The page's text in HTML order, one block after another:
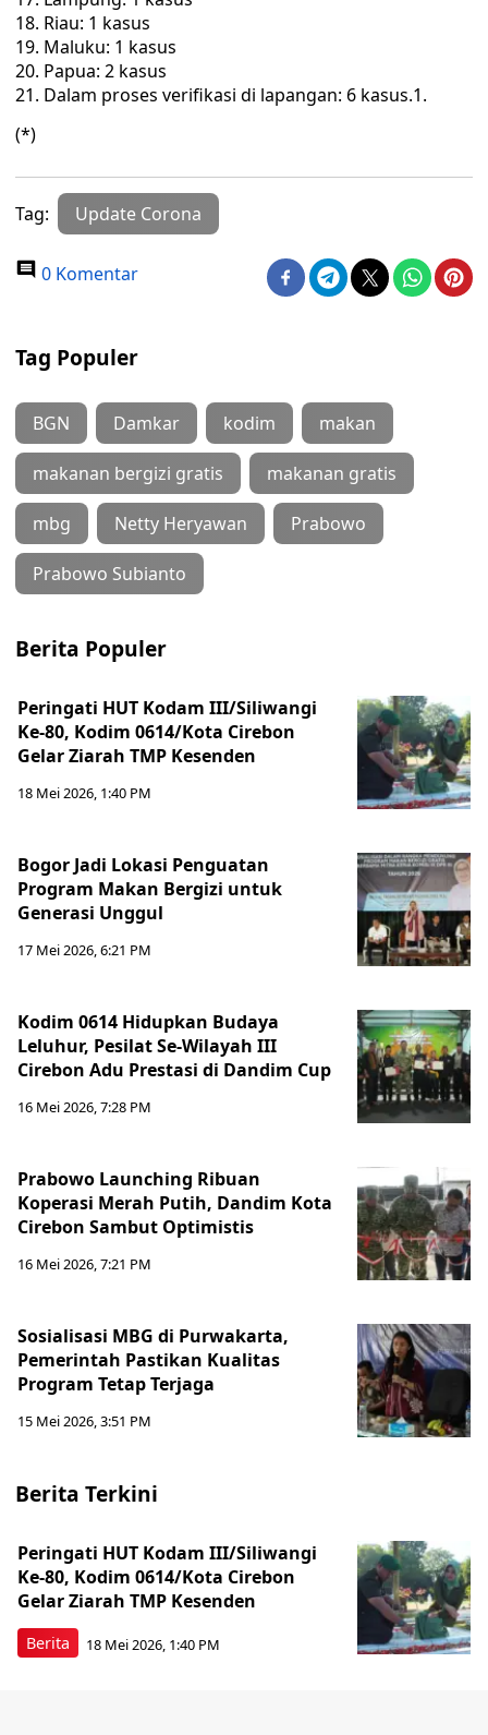
Riau: 1 kasus
Maluku: 1 kasus
Papua: 2 kasus
Dalam proses verifikasi di lapangan: 6 kasus.1.
(*)
Tag: Update Corona
0 Komentar
Tag Populer
BGN Damkar kodim makan
makanan bergizi gratis makanan gratis
mbg Netty Heryawan Prabowo
Prabowo Subianto
Berita Populer
Peringati HUT Kodam III/Siliwangi
Ke-80, Kodim 0614/Kota Cirebon
Gelar Ziarah TMP Kesenden
18 Mei 2026, 1:40 PM
Bogor Jadi Lokasi Penguatan
Program Makan Bergizi untuk
Generasi Unggul
17 Mei 2026, 6:21 PM
Kodim 0614 Hidupkan Budaya
Leluhur, Pesilat Se-Wilayah III
Cirebon Adu Prestasi di Dandim Cup
16 Mei 2026, 7:28 PM
Prabowo Launching Ribuan
Koperasi Merah Putih, Dandim Kota
Cirebon Sambut Optimistis
16 Mei 2026, 7:21 PM
Sosialisasi MBG di Purwakarta,
Pemerintah Pastikan Kualitas
Program Tetap Terjaga
15 Mei 2026, 3:51 PM
Berita Terkini
Berita
Peringati HUT Kodam III/Siliwangi
Ke-80, Kodim 0614/Kota Cirebon
Gelar Ziarah TMP Kesenden
18 Mei 2026, 1:40 PM